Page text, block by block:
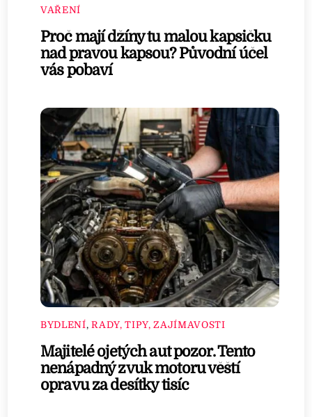
VAŘENÍ
Proč mají džíny tu malou kapsičku
nad pravou kapsou? Původní účel
vás pobaví
BYDLENÍ,RADY, TIPY, ZAJÍMAVOSTI
Majitelé ojetých aut pozor. Tento
nenápadný zvuk motoru věští
opravu za desítky tisíc